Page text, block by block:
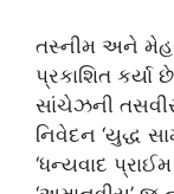
તસ્નીમ અને
પ્રકાશિત
સાંચેઝની
નિવેદન ‘યુદ્ધ
‘ધન્યવાદ